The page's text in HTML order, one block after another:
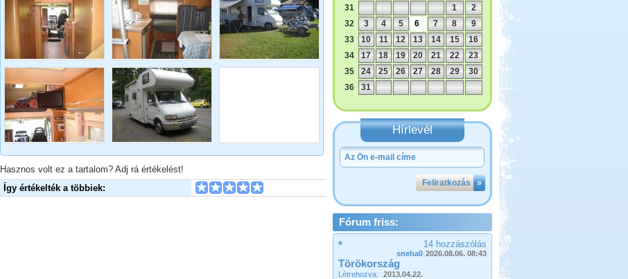
Hasznos volt ez a tartalom? Adj rá értékelést!
Így értékelték a többiek:
31 1
2
32
3 4 5 6 7 8
9
33
10 11 12 13 14 15
16
34
17 18 19 20 21 22
23
35
24 25 26 27 28 29
30
36
31
Hírlevél
Feliratkozás »
Fórum friss:
14 hozzászólás
sneha0 2026.08.06. 08:43
*
Törökország
Létrehozva: 2013.04.22.